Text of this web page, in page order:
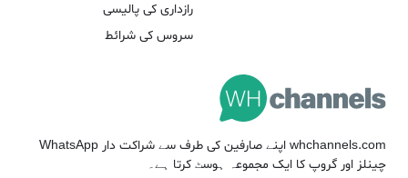
رازداری کی پالیسی
سروس کی شرائط
whchannels.com اپنے صارفین کی طرف سے شراکت دار WhatsApp
چینلز اور گروپ کا ایک مجموعہ ہوسٹ کرتا ہے۔